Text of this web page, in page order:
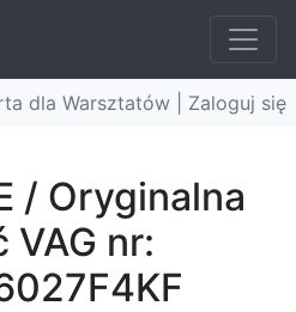
dla Warsztatów | Zaloguj się
/ Oryginalna
VAG nr: